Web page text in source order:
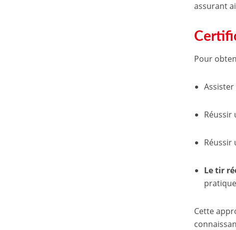
assurant
Pour
Réussir
Réussir
Le tir
Cette